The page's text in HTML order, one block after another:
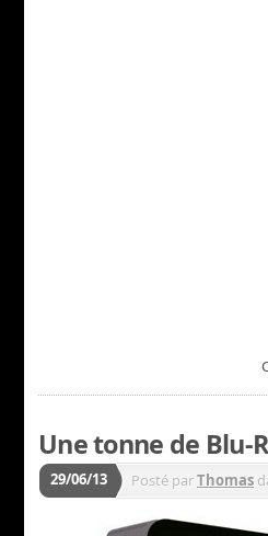
Une tonne de Blu-
29/06/13 Posté parThomas